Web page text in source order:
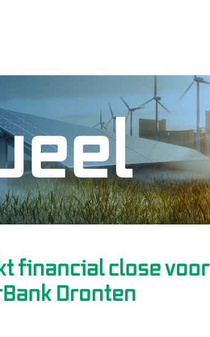
financial close voor
Dronten